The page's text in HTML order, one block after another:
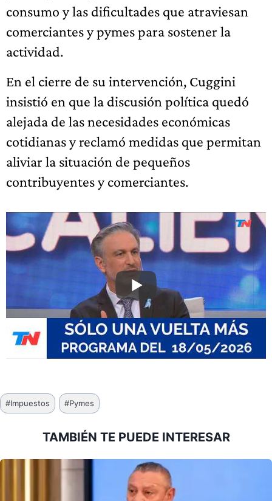
consumo y las dificultades que atraviesan
comerciantes y pymes para sostener la
actividad.
En el cierre de su intervención, Cuggini
insistió en que la discusión política quedó
alejada de las necesidades económicas
cotidianas y reclamó medidas que permitan
aliviar la situación de pequeños
contribuyentes y comerciantes.
Etiquetas
de
#Impuestos #Pymes
TAMBIÉN TE PUEDE INTERESAR